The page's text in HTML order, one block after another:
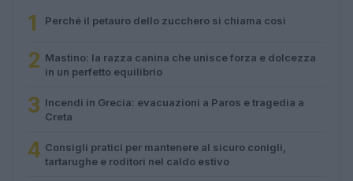
1 Perché il petauro dello zucchero si chiama così
2 Mastino: la razza canina che unisce forza e dolcezza
in un perfetto equilibrio
3 Incendi in Grecia: evacuazioni a Paros e tragedia a
Creta
4 Consigli pratici per mantenere al sicuro conigli,
tartarughe e roditori nel caldo estivo